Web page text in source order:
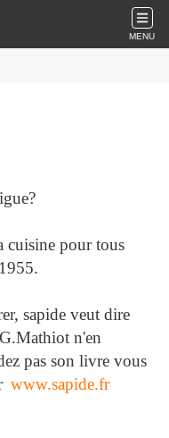
MENU
cuisine pour tous
sapide veut dire
n'en
pas son livre vous
www.sapide.fr